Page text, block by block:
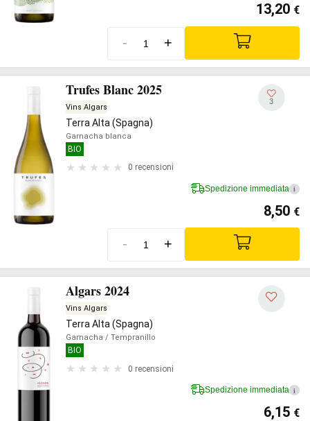
13,20 €
- +
Trufes Blanc 2025
Vins Algars
Terra Alta (Spagna)
Garnacha blanca
BIO
0 recensioni
3
Spedizione immediata i
8,50 €
- +
Algars 2024
Vins Algars
Terra Alta (Spagna)
Garnacha / Tempranillo
BIO
0 recensioni
Spedizione immediata i
6,15 €